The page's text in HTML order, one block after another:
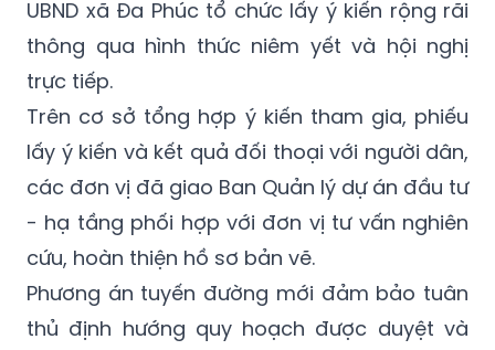
duyệt chủ trương đầu tư.
Trước đó, UBND xã Sóc Sơn đã phối hợp với
UBND xã Đa Phúc tổ chức lấy ý kiến rộng rãi
thông qua hình thức niêm yết và hội nghị
trực tiếp.
Trên cơ sở tổng hợp ý kiến tham gia, phiếu
lấy ý kiến và kết quả đối thoại với người dân,
các đơn vị đã giao Ban Quản lý dự án đầu tư
- hạ tầng phối hợp với đơn vị tư vấn nghiên
cứu, hoàn thiện hồ sơ bản vẽ.